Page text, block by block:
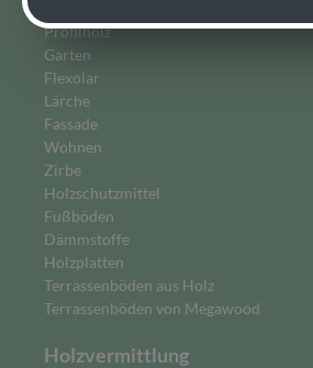
Profilholz
Garten
Flexolar
Lärche
Fassade
Wohnen
Zirbe
Holzschutzmittel
Fußböden
Dämmstoffe
Holzplatten
Terrassenböden aus Holz
Terrassenböden von Megawood
Holzvermittlung